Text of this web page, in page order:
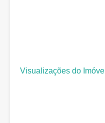
Visualizações do Imóvel